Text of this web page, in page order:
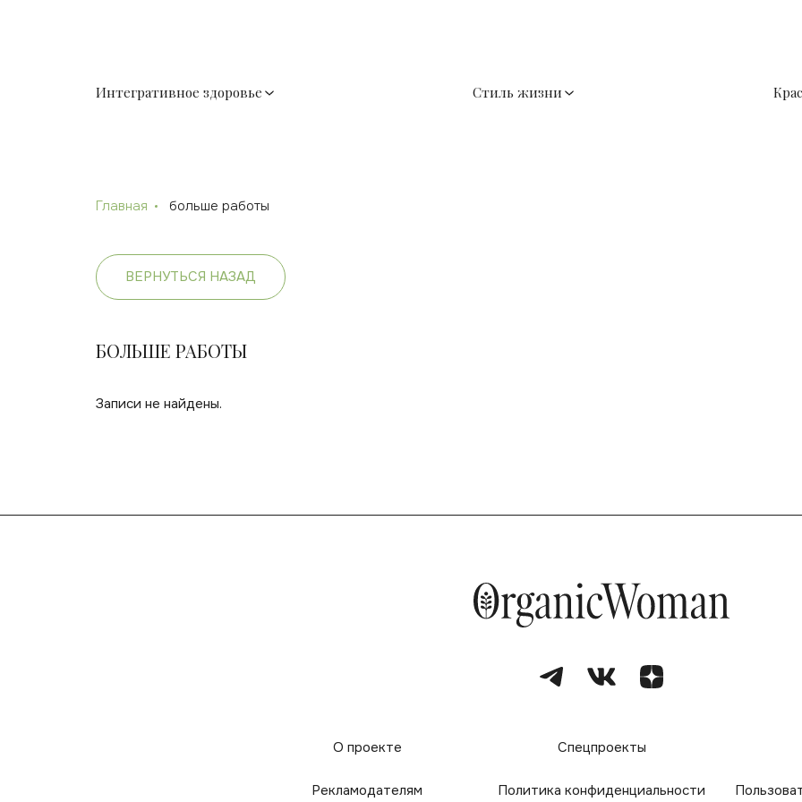
Интегративное здоровье Стиль жизни
Главная больше работы
ВЕРНУТЬСЯ НАЗАД
БОЛЬШЕ РАБОТЫ
Записи не найдены.
О проекте Спецпроекты
Рекламодателям Политика конфиденциальности